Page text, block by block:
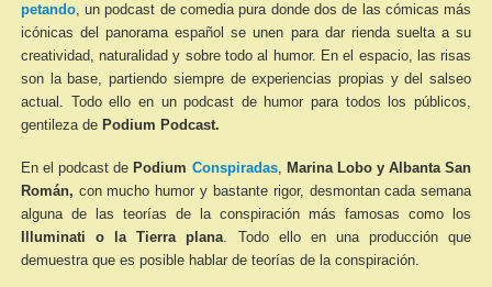
petando, un podcast de comedia pura donde dos de las cómicas más
icónicas del panorama español se unen para dar rienda suelta a su
creatividad, naturalidad y sobre todo al humor. En el espacio, las risas
son la base, partiendo siempre de experiencias propias y del salseo
actual. Todo ello en un podcast de humor para todos los públicos,
gentileza de Podium Podcast.
En el podcast de Podium Conspiradas, Marina Lobo y Albanta San
Román, con mucho humor y bastante rigor, desmontan cada semana
alguna de las teorías de la conspiración más famosas como los
Illuminati o la Tierra plana. Todo ello en una producción que
demuestra que es posible hablar de teorías de la conspiración.